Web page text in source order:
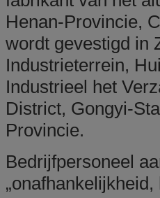
Henan-Provincie,
wordt gevestigd in
Industrieterrein,
Industrieel het
District, Gongyi-
Provincie.
Bedrijfpersoneel